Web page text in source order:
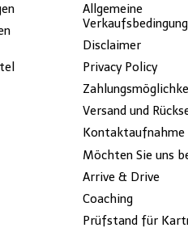
Allgemeine
Disclaimer
Privacy Policy
Versand und
Kontaktaufnahme
Möchten Sie uns
Arrive & Drive
Coaching
Prüfstand für